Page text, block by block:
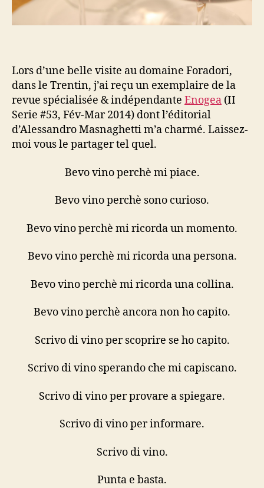
Lors d’une belle visite au domaine Foradori,
dans le Trentin, j’ai reçu un exemplaire de la
revue spécialisée & indépendante Enogea (II
Serie #53, Fév-Mar 2014) dont l’éditorial
d’Alessandro Masnaghetti m’a charmé. Laissez-
moi vous le partager tel quel.
Bevo vino perchè mi piace.
Bevo vino perchè sono curioso.
Bevo vino perchè mi ricorda un momento.
Bevo vino perchè mi ricorda una persona.
Bevo vino perchè mi ricorda una collina.
Bevo vino perchè ancora non ho capito.
Scrivo di vino per scoprire se ho capito.
Scrivo di vino sperando che mi capiscano.
Scrivo di vino per provare a spiegare.
Scrivo di vino per informare.
Scrivo di vino.
Punta e basta.